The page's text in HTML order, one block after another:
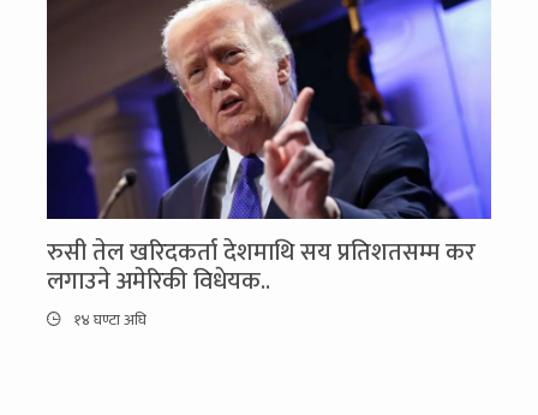
रुसी तेल खरिदकर्ता देशमाथि सय प्रतिशतसम्म कर
लगाउने अमेरिकी विधेयक..
१४ घण्टा अघि